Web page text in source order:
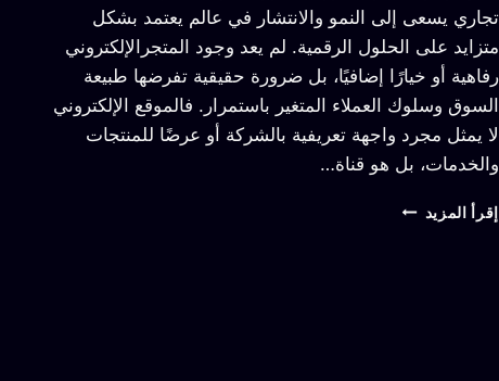
تجاري يسعى إلى النمو والانتشار في عالم يعتمد بشكل
متزايد على الحلول الرقمية. لم يعد وجود المتجرالإلكتروني
رفاهية أو خيارًا إضافيًا، بل ضرورة حقيقية تفرضها طبيعة
السوق وسلوك العملاء المتغير باستمرار. فالموقع الإلكتروني
لا يمثل مجرد واجهة تعريفية بالشركة أو عرضًا للمنتجات
والخدمات، بل هو قناة…
إقرأ المزيد